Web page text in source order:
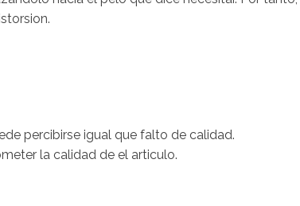
percibirse igual que falto de calidad.
la calidad de el arti­culo.